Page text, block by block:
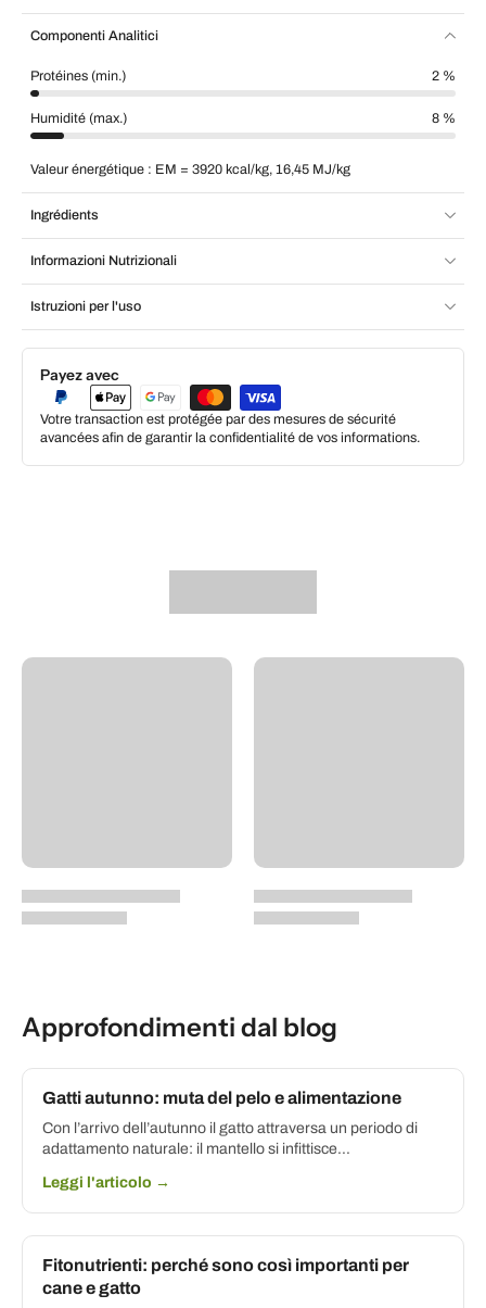
Componenti Analitici
Protéines (min.) 2 %
Humidité (max.) 8 %
Valeur énergétique : EM = 3920 kcal/kg, 16,45 MJ/kg
Ingrédients
Informazioni Nutrizionali
Istruzioni per l'uso
Payez avec
Votre transaction est protégée par des mesures de sécurité
avancées afin de garantir la confidentialité de vos informations.
Approfondimenti dal blog
Gatti autunno: muta del pelo e alimentazione
Con l’arrivo dell’autunno il gatto attraversa un periodo di
adattamento naturale: il mantello si infittisce...
Leggi l'articolo →
Fitonutrienti: perché sono così importanti per
cane e gatto